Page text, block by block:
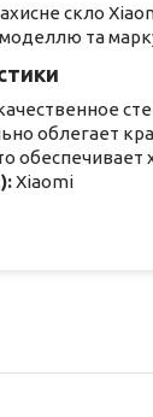
скло
моделлю та
облегает
Xiaomi